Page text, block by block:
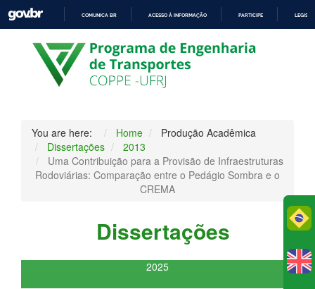
PARA
O
CONTEÚDO
COMUNICA BR ACESSO À INFORMAÇÃO PARTICIPE
You are here: Home
Produção Acadêmica
Dissertações
2013
Uma Contribuição para a Provisão de Infraestruturas
Rodoviárias: Comparação entre o Pedágio Sombra e o
CREMA
Dissertações
2025